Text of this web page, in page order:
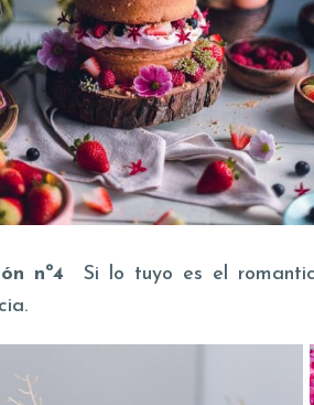
nº4 Si lo tuyo es el